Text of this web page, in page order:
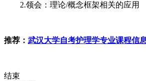
2.领会：理论/概念框架相关的应用
推荐： 武汉大学自考护理学专业课程信
结束